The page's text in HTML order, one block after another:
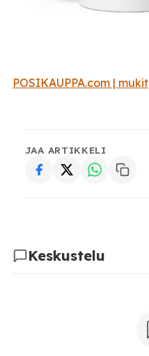
POSIKAUPPA.com | mukit
JAA ARTIKKELI
Keskustelu